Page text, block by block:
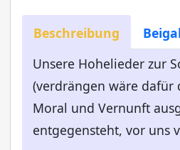
Beschreibung
Unsere Hohelieder zur
(verdrängen wäre dafür
Moral und Vernunft
entgegensteht, vor uns